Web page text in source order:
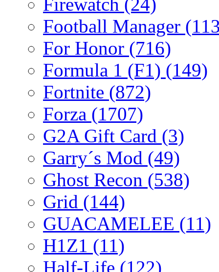
Football Manager
For Honor (716)
Formula 1 (F1) (149)
Fortnite (872)
Forza (1707)
G2A Gift Card (3)
Garry´s Mod (49)
Ghost Recon (538)
Grid (144)
GUACAMELEE (11)
H1Z1 (11)
Half-Life (122)